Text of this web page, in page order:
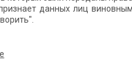
данных лиц